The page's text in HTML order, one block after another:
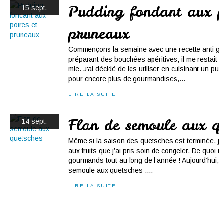
15 sept.
Pudding fondant aux
pruneaux
Commençons la semaine avec une recette anti
préparant des bouchées apéritives, il me
mie. J'ai décidé de les utiliser en cuisinant un
pour encore plus de gourmandises,...
LIRE LA SUITE
14 sept. Flan de semoule aux
Même si la saison des quetsches est terminée,
aux fruits que j’ai pris soin de congeler. De
gourmands tout au long de l’année !
semoule aux quetsches :...
LIRE LA SUITE